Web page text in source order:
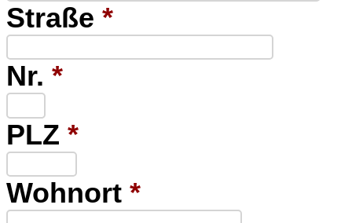
Straße *
Nr. *
PLZ *
Wohnort *